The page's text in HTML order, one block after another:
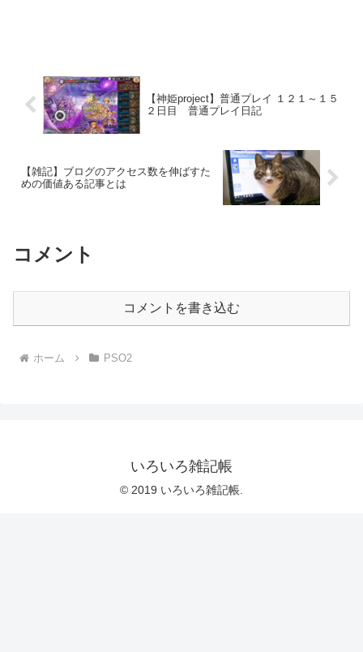
【神姫project】普通プレイ １２１～１５
２日目 普通プレイ日記
【雑記】ブログのアクセス数を伸ばすた
めの価値ある記事とは
コメント
コメントを書き込む
ホーム PSO2
いろいろ雑記帳
© 2019 いろいろ雑記帳.